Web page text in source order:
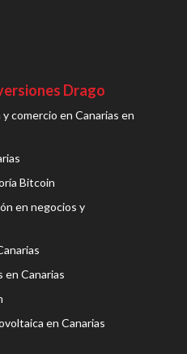
Drago
comercio en Canarias en
Bitcoin
en negocios y
en Canarias
en Canarias